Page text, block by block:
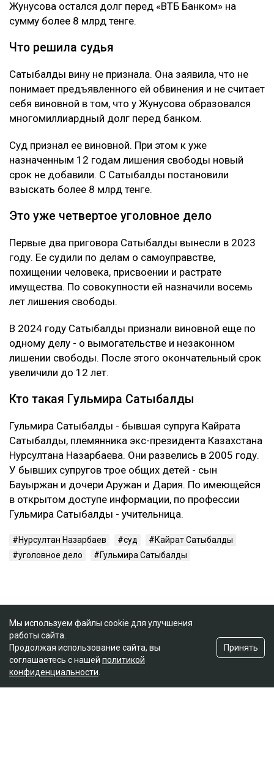
Жунусова остался долг перед «ВТБ Банком» на
сумму более 8 млрд тенге.
Что решила судья
Сатыбалды вину не признала. Она заявила, что не
понимает предъявленного ей обвинения и не считает
себя виновной в том, что у Жунусова образовался
многомиллиардный долг перед банком.
Суд признал ее виновной. При этом к уже
назначенным 12 годам лишения свободы новый
срок не добавили. С Сатыбалды постановили
взыскать более 8 млрд тенге.
Это уже четвертое уголовное дело
Первые два приговора Сатыбалды вынесли в 2023
году. Ее судили по делам о самоуправстве,
похищении человека, присвоении и растрате
имущества. По совокупности ей назначили восемь
лет лишения свободы.
В 2024 году Сатыбалды признали виновной еще по
одному делу - о вымогательстве и незаконном
лишении свободы. После этого окончательный срок
увеличили до 12 лет.
Кто такая Гульмира Сатыбалды
Гульмира Сатыбалды - бывшая супруга Кайрата
Сатыбалды, племянника экс-президента Казахстана
Нурсултана Назарбаева. Они развелись в 2005 году.
У бывших супругов трое общих детей - сын
Бауыржан и дочери Аружан и Дария. По имеющейся
в открытом доступе информации, по профессии
Гульмира Сатыбалды - учительница.
Нурсултан Назарбаев суд
Кайрат Сатыбалды
уголовное дело
Гульмира Сатыбалды
Мы используем файлы cookie для улучшения
работы сайта.
Продолжая использование сайта, вы
соглашаетесь с нашей политикой
конфиденциальности
Принять